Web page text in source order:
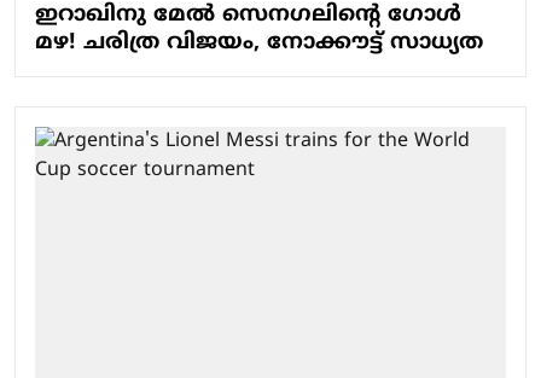
ഇറാഖിനു മേല്‍ സെനഗലിന്റെ ഗോള്‍
മഴ! ചരിത്ര വിജയം, നോക്കൗട്ട് സാധ്യത